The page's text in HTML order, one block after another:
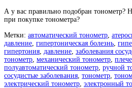
А у вас правильно подобран тонометр?
при покупке тонометра?
Метки: автоматический тонометр,
давление, гипертоническая болезнь,
гипертония, давление, заболевания
тонометр, механический тонометр,
полуавтоматический тонометр, ручной
сосудистые заболевания, тонометр,
электрический тонометр, электронный